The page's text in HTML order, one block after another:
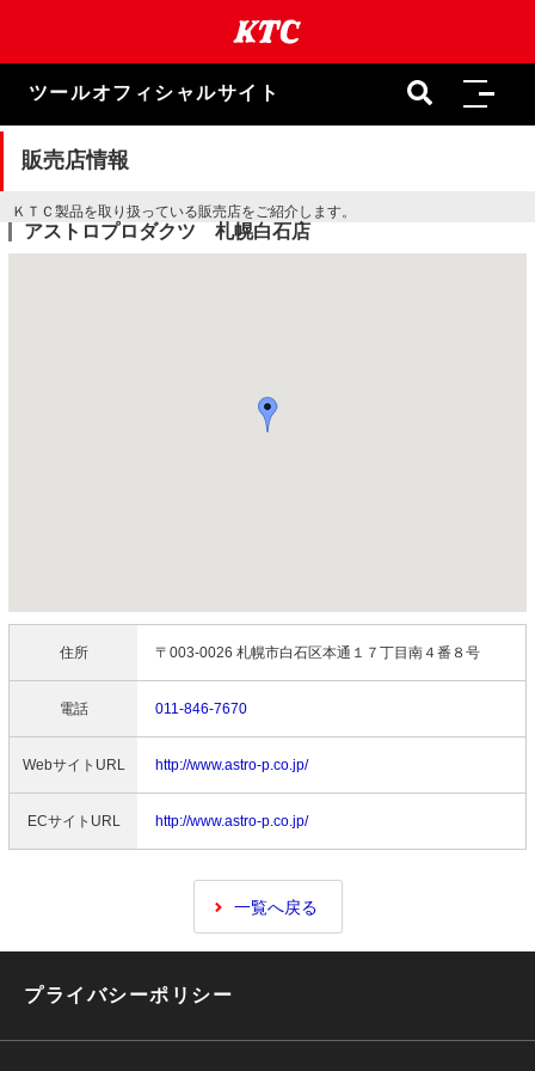
ま
キ
ツールオフィシャルサイト
販売店情報
ＫＴＣ製品を取り扱っている販売店をご紹介します。
アストロプロダクツ 札幌白石店
住所 〒003-0026 札幌市白石区本通１７丁目南４番８号
電話 011-846-7670
WebサイトURL http://www.astro-p.co.jp/
ECサイトURL http://www.astro-p.co.jp/
一覧へ戻る
プライバシーポリシー